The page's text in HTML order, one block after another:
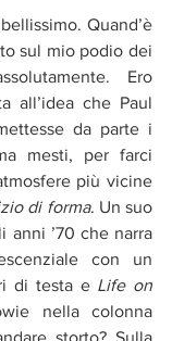
Quand’è
sul mio podio dei
Ero
all’idea che Paul
da parte i
mesti, per farci
più vicine
di forma. Un suo
anni ’70 che narra
con un
di testa e Life on
nella colonna
storto? Sulla